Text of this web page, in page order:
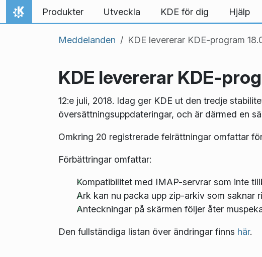
Gå till innehåll
Hem
Produkter Utveckla KDE för dig Hjälp
Meddelanden KDE levererar KDE-program
KDE levererar KDE-
12:e juli, 2018. Idag ger KDE ut den tredje
översättningsuppdateringar, och är därmed en
Omkring 20 registrerade felrättningar omfattar
Förbättringar omfattar:
Kompatibilitet med IMAP-servrar som inte
Ark kan nu packa upp zip-arkiv som saknar
Anteckningar på skärmen följer åter
Den fullständiga listan över ändringar finns här.